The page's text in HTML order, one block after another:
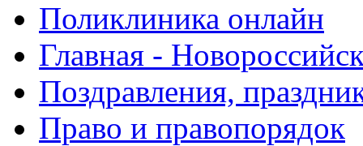
Поликлиника онлайн
Главная -
Поздравления,
Право и правопорядок